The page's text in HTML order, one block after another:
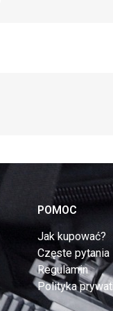
POMOC
Jak kupować?
Częste pytania
Regulamin
Polityka